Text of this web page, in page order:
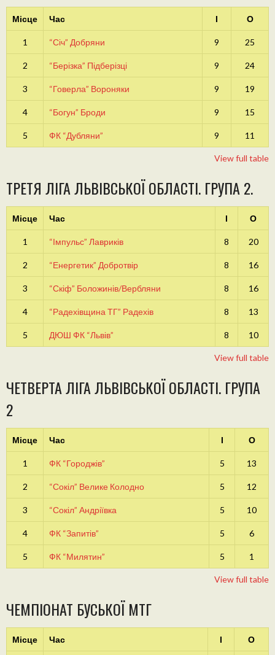
Місце Час І О
1 “Січ” Добряни 9 25
2 “Берізка” Підберізці 9 24
3 “Говерла” Вороняки 9 19
4 “Богун” Броди 9 15
5 ФК “Дубляни” 9 11
View full table
ТРЕТЯ ЛІГА ЛЬВІВСЬКОЇ ОБЛАСТІ. ГРУПА 2.
Місце Час І О
1 “Імпульс” Лавриків 8 20
2 “Енергетик” Добротвір 8 16
3 “Скіф” Боложинів/Вербляни 8 16
4 “Радехівщина ТГ” Радехів 8 13
5 ДЮШ ФК “Львів” 8 10
View full table
ЧЕТВЕРТА ЛІГА ЛЬВІВСЬКОЇ ОБЛАСТІ. ГРУПА
2
Місце Час І О
1 ФК “Городжів” 5 13
2 “Сокіл” Велике Колодно 5 12
3 “Сокіл” Андріївка 5 10
4 ФК “Запитів” 5 6
5 ФК “Милятин” 5 1
View full table
ЧЕМПІОНАТ БУСЬКОЇ МТГ
Місце Час І О